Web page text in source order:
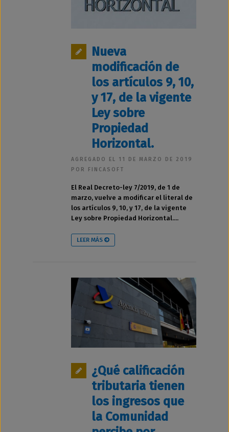
Nueva
modificación de
los artículos 9, 10,
y 17, de la vigente
Ley sobre
Propiedad
Horizontal.
AGREGADO EL 11 DE MARZO DE 2019
POR FINCASOFT
El Real Decreto-ley 7/2019, de 1 de
marzo, vuelve a modificar el literal de
los artículos 9, 10, y 17, de la vigente
Ley sobre Propiedad Horizontal....
LEER MÁS
¿Qué calificación
tributaria tienen
los ingresos que
la Comunidad